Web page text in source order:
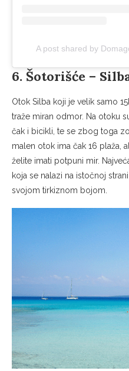
A post shared by
6. Šotorišće –
Otok Silba koji je velik samo
traže miran odmor. Na otoku
čak i bicikli, te se zbog toga
malen otok ima čak 16 plaža,
želite imati potpuni mir.
koja se nalazi na istočnoj
svojom tirkiznom bojom.